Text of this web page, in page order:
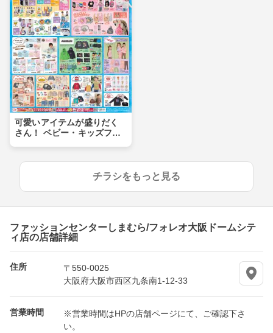
可愛いアイテムが盛りだく
さん！ ベビー・キッズフェ
チラシをもっと見る
ファッションセンターしまむら/フォレオ大阪ドームシテ
ィ店の店舗詳細
住所
〒550-0025
大阪府大阪市西区九条南1-12-33
営業時間
※営業時間はHPの店舗ページにて、ご確認下さ
い。